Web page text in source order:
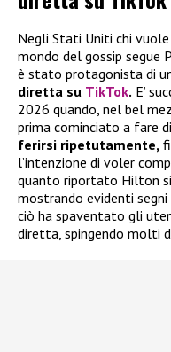
Negli Stati Uniti chi
mondo del gossip segue
è stato protagonista di
diretta su TikTok. E’
2026 quando, nel bel
prima cominciato a fare
ferirsi ripetutamente,
l’intenzione di voler
quanto riportato Hilton
mostrando evidenti
ciò ha spaventato gli
diretta, spingendo molti